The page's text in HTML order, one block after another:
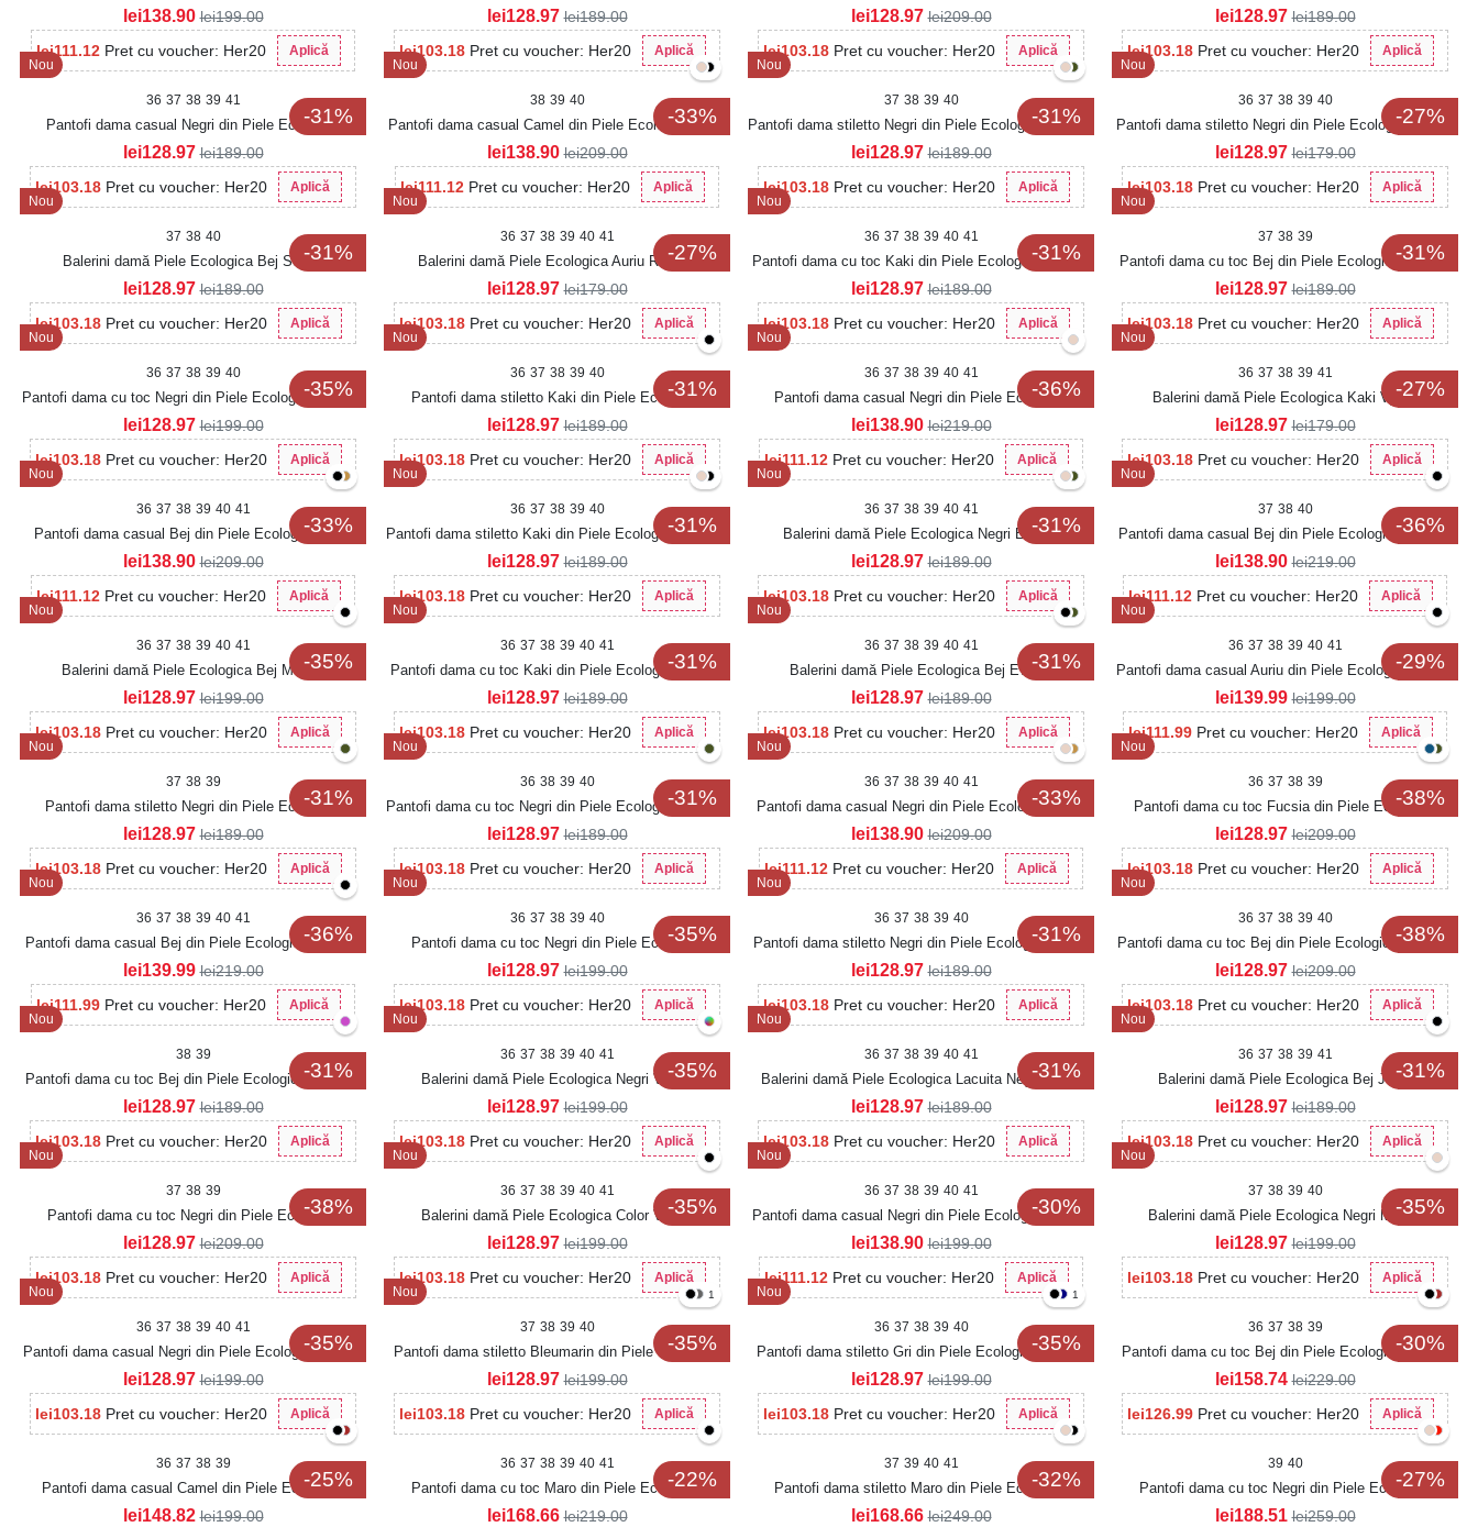
lei111.12 Pret cu voucher: Her20 Aplică
lei138.90 lei199.00
lei103.18 Pret cu voucher: Her20 Aplică
lei128.97 lei189.00
lei103.18 Pret cu voucher: Her20 Aplică
lei128.97 lei209.00
Aialy
lei103.18 Pret cu voucher: Her20 Aplică
lei128.97 lei189.00
Nou
-31%
36 37 38 39 41
Pantofi dama casual Negri din Piele Ecologica
Intoarsa Raycen
lei103.18 Pret cu voucher: Her20 Aplică
lei128.97 lei189.00
Nou
-33%
38 39 40
Pantofi dama casual Camel din Piele Ecologica Loria
lei111.12 Pret cu voucher: Her20 Aplică
lei138.90 lei209.00
Nou
-31%
37 38 39 40
Pantofi dama stiletto Negri din Piele Ecologica Lacuita
Avenia2
lei103.18 Pret cu voucher: Her20 Aplică
lei128.97 lei189.00
Nou
-27%
36 37 38 39 40
Pantofi dama stiletto Negri din Piele Ecologica Lizara
lei103.18 Pret cu voucher: Her20 Aplică
lei128.97 lei179.00
Nou
-31%
37 38 40
Balerini damă Piele Ecologica Bej Sesko
lei103.18 Pret cu voucher: Her20 Aplică
lei128.97 lei189.00
Nou
-27%
36 37 38 39 40 41
Balerini damă Piele Ecologica Auriu Raveen
lei103.18 Pret cu voucher: Her20 Aplică
lei128.97 lei179.00
Nou
-31%
36 37 38 39 40 41
Pantofi dama cu toc Kaki din Piele Ecologica Lacuita
Reyza
lei103.18 Pret cu voucher: Her20 Aplică
lei128.97 lei189.00
Nou
-31%
37 38 39
Pantofi dama cu toc Bej din Piele Ecologica Lacuita
Kacyn2
lei103.18 Pret cu voucher: Her20 Aplică
lei128.97 lei189.00
Nou
-35%
36 37 38 39 40
Pantofi dama cu toc Negri din Piele Ecologica Lacuita
Raila
lei103.18 Pret cu voucher: Her20 Aplică
lei128.97 lei199.00
Nou
-31%
36 37 38 39 40
Pantofi dama stiletto Kaki din Piele Ecologica
Intoarsa Veyza
lei103.18 Pret cu voucher: Her20 Aplică
lei128.97 lei189.00
Nou
-36%
36 37 38 39 40 41
Pantofi dama casual Negri din Piele Ecologica
Saybrie
lei111.12 Pret cu voucher: Her20 Aplică
lei138.90 lei219.00
Nou
-27%
36 37 38 39 41
Balerini damă Piele Ecologica Kaki Vyara
lei103.18 Pret cu voucher: Her20 Aplică
lei128.97 lei179.00
Nou
-33%
36 37 38 39 40 41
Pantofi dama casual Bej din Piele Ecologica Loria
lei111.12 Pret cu voucher: Her20 Aplică
lei138.90 lei209.00
Nou
-31%
36 37 38 39 40
Pantofi dama stiletto Kaki din Piele Ecologica Lacuita
Avenia2
lei103.18 Pret cu voucher: Her20 Aplică
lei128.97 lei189.00
Nou
-31%
36 37 38 39 40 41
Balerini damă Piele Ecologica Negri Evsley
lei103.18 Pret cu voucher: Her20 Aplică
lei128.97 lei189.00
Nou
-36%
37 38 40
Pantofi dama casual Bej din Piele Ecologica Lacuita
Raisey
lei111.12 Pret cu voucher: Her20 Aplică
lei138.90 lei219.00
Nou
-35%
36 37 38 39 40 41
Balerini damă Piele Ecologica Bej Merika
lei103.18 Pret cu voucher: Her20 Aplică
lei128.97 lei199.00
Nou
-31%
36 37 38 39 40 41
Pantofi dama cu toc Kaki din Piele Ecologica Sivren
lei103.18 Pret cu voucher: Her20 Aplică
lei128.97 lei189.00
Nou
-31%
36 37 38 39 40 41
Balerini damă Piele Ecologica Bej Evsley
lei103.18 Pret cu voucher: Her20 Aplică
lei128.97 lei189.00
Nou
-29%
36 37 38 39 40 41
Pantofi dama casual Auriu din Piele Ecologica Asena
lei111.99 Pret cu voucher: Her20 Aplică
lei139.99 lei199.00
Nou
-31%
37 38 39
Pantofi dama stiletto Negri din Piele Ecologica
Intoarsa Veyza
lei103.18 Pret cu voucher: Her20 Aplică
lei128.97 lei189.00
Nou
-31%
36 38 39 40
Pantofi dama cu toc Negri din Piele Ecologica Lacuita
Aialy
lei103.18 Pret cu voucher: Her20 Aplică
lei128.97 lei189.00
Nou
-33%
36 37 38 39 40 41
Pantofi dama casual Negri din Piele Ecologica Loria
lei111.12 Pret cu voucher: Her20 Aplică
lei138.90 lei209.00
Nou
-38%
36 37 38 39
Pantofi dama cu toc Fucsia din Piele Ecologica
Intoarsa Ariha
lei103.18 Pret cu voucher: Her20 Aplică
lei128.97 lei209.00
Nou
-36%
36 37 38 39 40 41
Pantofi dama casual Bej din Piele Ecologica Saybrie
lei111.99 Pret cu voucher: Her20 Aplică
lei139.99 lei219.00
Nou
-35%
36 37 38 39 40
Pantofi dama cu toc Negri din Piele Ecologica
Intoarsa Arays
lei103.18 Pret cu voucher: Her20 Aplică
lei128.97 lei199.00
Nou
-31%
36 37 38 39 40
Pantofi dama stiletto Negri din Piele Ecologica Zayta
lei103.18 Pret cu voucher: Her20 Aplică
lei128.97 lei189.00
Nou
-38%
36 37 38 39 40
Pantofi dama cu toc Bej din Piele Ecologica Intoarsa
Kerehi
lei103.18 Pret cu voucher: Her20 Aplică
lei128.97 lei209.00
Nou
-31%
38 39
Pantofi dama cu toc Bej din Piele Ecologica Intoarsa
Kacyn
lei103.18 Pret cu voucher: Her20 Aplică
lei128.97 lei189.00
Nou
-35%
36 37 38 39 40 41
Balerini damă Piele Ecologica Negri Vekira
lei103.18 Pret cu voucher: Her20 Aplică
lei128.97 lei199.00
Nou
-31%
36 37 38 39 40 41
Balerini damă Piele Ecologica Lacuita Negri Orsey
lei103.18 Pret cu voucher: Her20 Aplică
lei128.97 lei189.00
Nou
-31%
36 37 38 39 41
Balerini damă Piele Ecologica Bej Jenly
lei103.18 Pret cu voucher: Her20 Aplică
lei128.97 lei189.00
Nou
-38%
37 38 39
Pantofi dama cu toc Negri din Piele Ecologica
Intoarsa Vineva
lei103.18 Pret cu voucher: Her20 Aplică
lei128.97 lei209.00
Nou
-35%
36 37 38 39 40 41
Balerini damă Piele Ecologica Color Vekira
lei103.18 Pret cu voucher: Her20 Aplică
lei128.97 lei199.00
Nou
-30%
36 37 38 39 40 41
Pantofi dama casual Negri din Piele Ecologica Avinia
lei111.12 Pret cu voucher: Her20 Aplică
lei138.90 lei199.00
Nou
-35%
37 38 39 40
Balerini damă Piele Ecologica Negri Merika
lei103.18 Pret cu voucher: Her20 Aplică
lei128.97 lei199.00
Nou
-35%
36 37 38 39 40 41
Pantofi dama casual Negri din Piele Ecologica Randy
lei103.18 Pret cu voucher: Her20 Aplică
lei128.97 lei199.00
Nou
-35%
1
37 38 39 40
Pantofi dama stiletto Bleumarin din Piele Ecologica
Avenia
lei103.18 Pret cu voucher: Her20 Aplică
lei128.97 lei199.00
Nou
-35%
1
36 37 38 39 40
Pantofi dama stiletto Gri din Piele Ecologica Avenia
lei103.18 Pret cu voucher: Her20 Aplică
lei128.97 lei199.00
-30%
36 37 38 39
Pantofi dama cu toc Bej din Piele Ecologica Zenrila
lei126.99 Pret cu voucher: Her20 Aplică
lei158.74 lei229.00
-25%
36 37 38 39
Pantofi dama casual Camel din Piele Ecologica
Intoarsa Yulia
lei148.82 lei199.00
-22%
36 37 38 39 40 41
Pantofi dama cu toc Maro din Piele Ecologica
Intoarsa Hevly
lei168.66 lei219.00
-32%
37 39 40 41
Pantofi dama stiletto Maro din Piele Ecologica
Intoarsa Hasya
lei168.66 lei249.00
-27%
39 40
Pantofi dama cu toc Negri din Piele Ecologica
Intoarsa Gaela
lei188.51 lei259.00